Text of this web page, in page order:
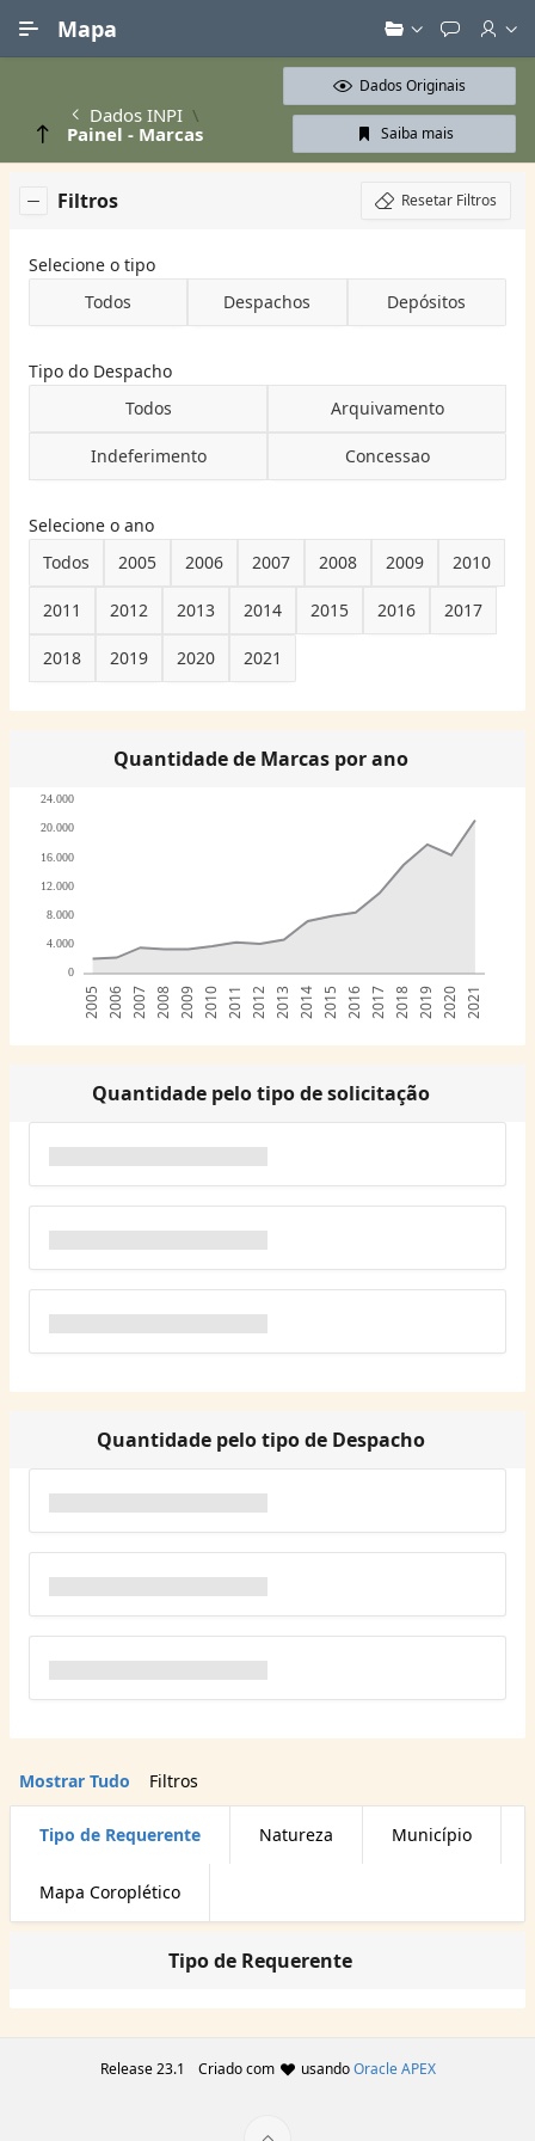
Mapa
Dados INPI
Painel - Marcas
Dados Originais
Saiba mais
Filtros Resetar Filtros
Selecione o tipo
Todos
Despachos Depósitos
Tipo do Despacho
Todos
Arquivamento
Indeferimento Concessao
Selecione o ano
Todos
2005 2006 2007 2008 2009 2010
2011 2012 2013 2014 2015 2016 2017
2018 2019 2020 2021
Quantidade de Marcas por ano
0
4.000
8.000
12.000
16.000
20.000
24.000
2005 2006 2007 2008 2009 2010 2011 2012 2013 2014 2015 2016 2017 2018 2019 2020 2021
Quantidade pelo tipo de solicitação
Quantidade pelo tipo de Despacho
Mostrar Tudo Filtros
Tipo de Requerente Natureza Município
Mapa Coroplético
Tipo de Requerente
Release 23.1 Criado com usandoOracle APEX